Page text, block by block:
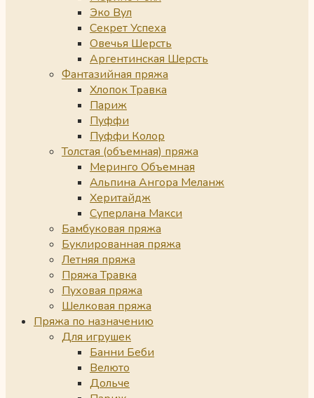
Эко Вул
Секрет Успеха
Овечья Шерсть
Аргентинская Шерсть
Фантазийная пряжа
Хлопок Травка
Париж
Пуффи
Пуффи Колор
Толстая (объемная) пряжа
Меринго Объемная
Альпина Ангора Меланж
Херитайдж
Суперлана Макси
Бамбуковая пряжа
Буклированная пряжа
Летняя пряжа
Пряжа Травка
Пуховая пряжа
Шелковая пряжа
Пряжа по назначению
Для игрушек
Банни Беби
Велюто
Дольче